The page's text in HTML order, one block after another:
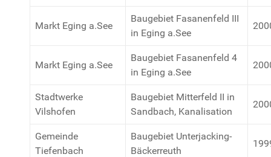
Markt Eging a.See
Baugebiet Fasanenfeld III
in Eging a.See
Markt Eging a.See
Baugebiet Fasanenfeld 4
in Eging a.See
Stadtwerke
Vilshofen
Baugebiet Mitterfeld II in
Sandbach, Kanalisation
Gemeinde
Tiefenbach
Baugebiet Unterjacking-
Bäckerreuth